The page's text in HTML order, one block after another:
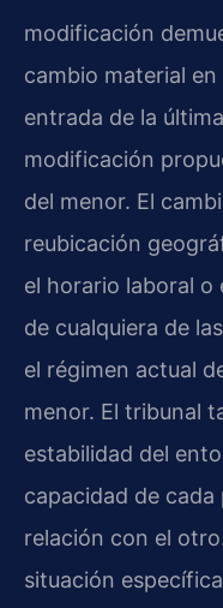
modificación
cambio material
entrada de la
modificación
del menor. El
reubicación
el horario laboral o
de cualquiera de
el régimen actual
menor. El tribunal
estabilidad del
capacidad de
relación con el
situación